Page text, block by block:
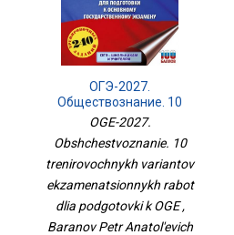
ОГЭ-2027.
Обществознание. 10
Тренировочных
Вариантов
Экзаменационных
Работ Для Подготовки К
ОГЭ
OGE-2027.
Obshchestvoznanie. 10
trenirovochnykh variantov
ekzamenatsionnykh rabot
dlia podgotovki k OGE ,
Baranov Petr Anatol'evich